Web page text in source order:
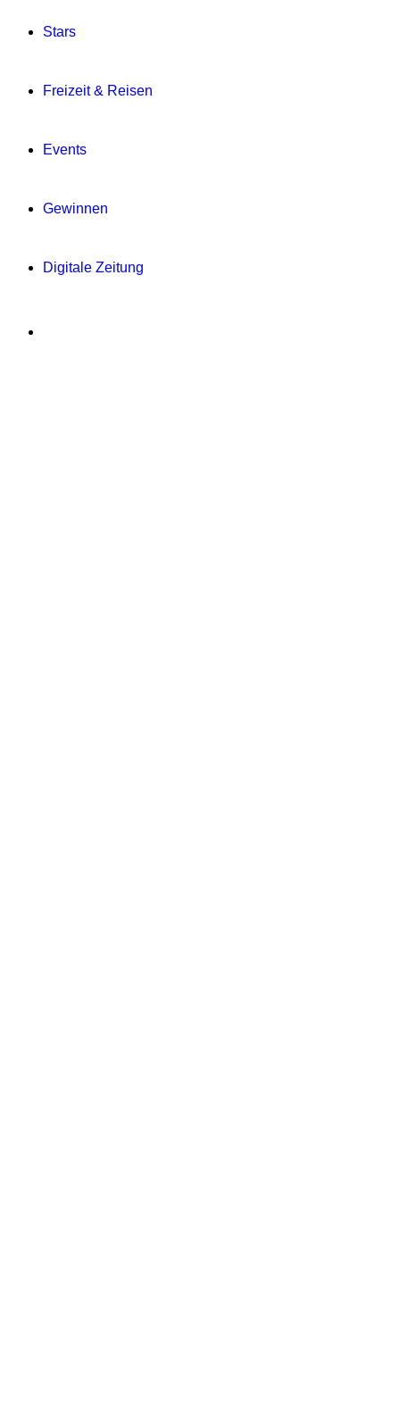
Stars
Freizeit & Reisen
Events
Gewinnen
Digitale Zeitung